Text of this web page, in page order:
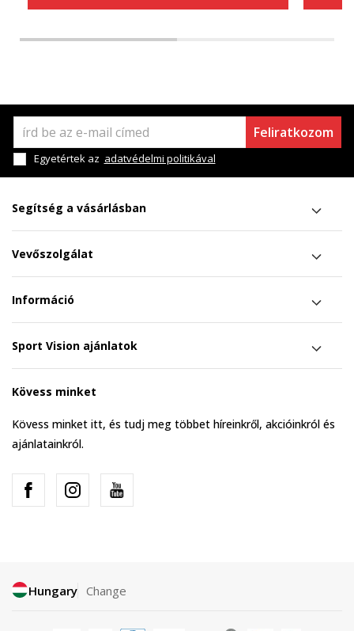
Feliratkozom
Egyetértek az adatvédelmi politikával
Segítség a vásárlásban
Vevőszolgálat
Információ
Sport Vision ajánlatok
Kövess minket
Kövess minket itt, és tudj meg többet híreinkről, akcióinkról és
ajánlatainkról.
Hungary Change